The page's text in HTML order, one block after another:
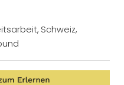
, Schweiz,